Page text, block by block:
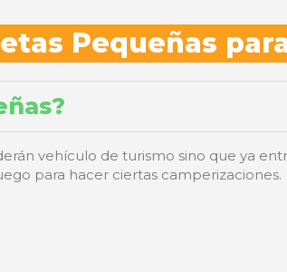
Pequeñas
vehículo de turismo sino que ya
para hacer ciertas camperizaciones.